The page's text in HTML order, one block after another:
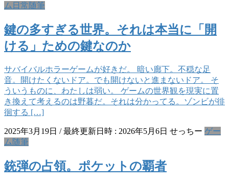
ム 日常 随筆
鍵の多すぎる世界。それは本当に「開
ける」ための鍵なのか
サバイバルホラーゲームが好きだ。 暗い廊下。不穏な足
音。開けたくないドア。でも開けないと進まないドア。 そ
ういうものに、わたしは弱い。 ゲームの世界観を現実に置
き換えて考えるのは野暮だ。それは分かってる。ゾンビが徘
徊する […]
2025年3月19日 / 最終更新日時 : 2026年5月6日 せっちー ゲー
ム 随筆
銃弾の占領。ポケットの覇者